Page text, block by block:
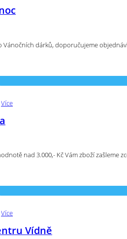
Vánočních dárků, doporučujeme
Více
nad 3.000,- Kč Vám zboží zašleme
Více
Vídně